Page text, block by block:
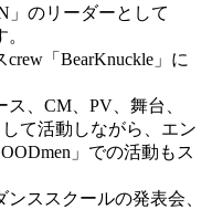
」のリーダーとして
「BearKnuckle」に
、CM、PV、舞台、
て活動しながら、エン
」での活動もス
ススクールの発表会、